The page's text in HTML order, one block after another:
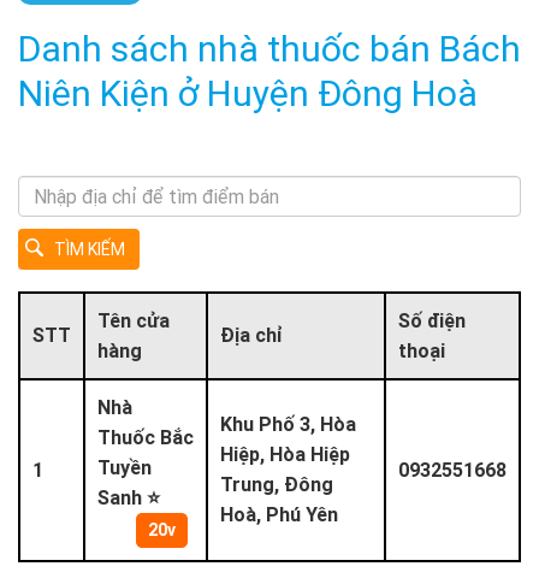
Danh sách nhà thuốc bán Bách
Niên Kiện ở Huyện Đông Hoà
STT
Tên cửa
hàng
Địa chỉ
Số điện
thoại
1
Nhà
Thuốc Bắc
Tuyền
Sanh ⭐
20v
Khu Phố 3, Hòa
Hiệp, Hòa Hiệp
Trung, Đông
Hoà, Phú Yên
0932551668